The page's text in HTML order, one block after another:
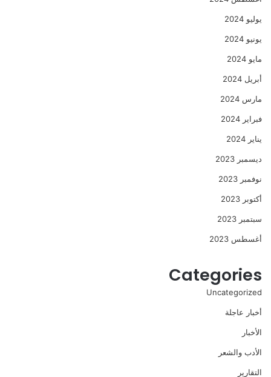
يوليو 2024
يونيو 2024
مايو 2024
أبريل 2024
مارس 2024
فبراير 2024
يناير 2024
ديسمبر 2023
نوفمبر 2023
أكتوبر 2023
سبتمبر 2023
أغسطس 2023
Categories
Uncategorized
أخبار عاجلة
الأخبار
الأدب والشعر
التقارير